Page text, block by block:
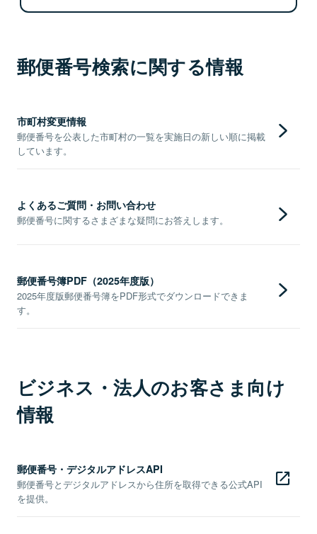
郵便番号検索に関する情報
市町村変更情報
郵便番号を公表した市町村の一覧を実施日の新しい順に掲載
しています。
よくあるご質問・お問い合わせ
郵便番号に関するさまざまな疑問にお答えします。
郵便番号簿PDF（2025年度版）
2025年度版郵便番号簿をPDF形式でダウンロードできま
す。
ビジネス・法人のお客さま向け
情報
郵便番号・デジタルアドレスAPI
郵便番号とデジタルアドレスから住所を取得できる公式API
を提供。